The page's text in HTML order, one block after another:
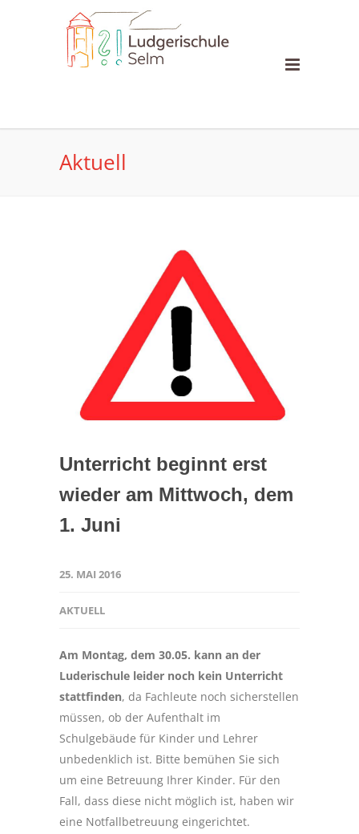
Aktuell
Unterricht beginnt erst
wieder am Mittwoch, dem
1. Juni
25. MAI 2016
AKTUELL
Am Montag, dem 30.05. kann an der
Luderischule leider noch kein Unterricht
stattfinden, da Fachleute noch sicherstellen
müssen, ob der Aufenthalt im
Schulgebäude für Kinder und Lehrer
unbedenklich ist. Bitte bemühen Sie sich
um eine Betreuung Ihrer Kinder. Für den
Fall, dass diese nicht möglich ist, haben wir
eine Notfallbetreuung eingerichtet.